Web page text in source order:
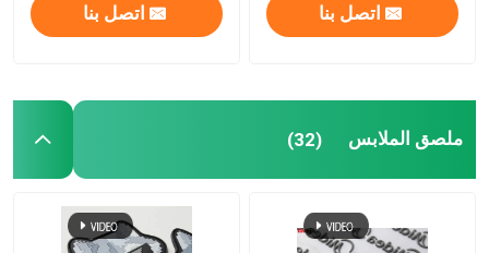
اتصل بنا اتصل بنا
ملصق الملابس (32)